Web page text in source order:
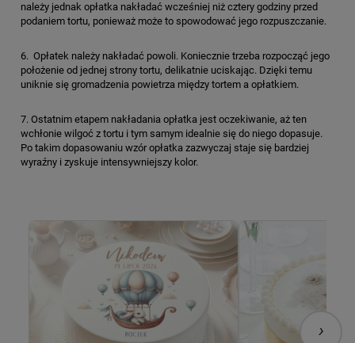
należy jednak opłatka nakładać wcześniej niż cztery godziny przed
podaniem tortu, ponieważ może to spowodować jego rozpuszczanie.
6. Opłatek należy nakładać powoli. Koniecznie trzeba rozpocząć jego
położenie od jednej strony tortu, delikatnie uciskając. Dzięki temu
uniknie się gromadzenia powietrza między tortem a opłatkiem.
7. Ostatnim etapem nakładania opłatka jest oczekiwanie, aż ten
wchłonie wilgoć z tortu i tym samym idealnie się do niego dopasuje.
Po takim dopasowaniu wzór opłatka zazwyczaj staje się bardziej
wyraźny i zyskuje intensywniejszy kolor.
›